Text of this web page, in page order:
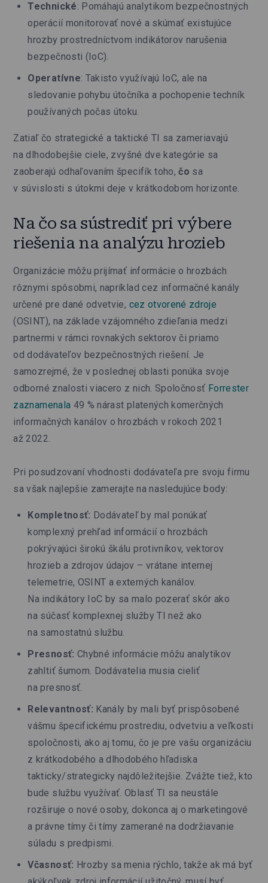
Technické: Pomáhajú analytikom bezpečnostných
operácií monitorovať nové a skúmať existujúce
hrozby prostredníctvom indikátorov narušenia
bezpečnosti (IoC).
Operatívne: Takisto využívajú IoC, ale na
sledovanie pohybu útočníka a pochopenie techník
používaných počas útoku.
Zatiaľ čo strategické a taktické TI sa zameriavajú
na dlhodobejšie ciele, zvyšné dve kategórie sa
zaoberajú odhaľovaním špecifík toho,čo sa
v súvislosti s útokmi deje v krátkodobom horizonte.
Na čo sa sústrediť pri výbere
riešenia na analýzu hrozieb
Organizácie môžu prijímať informácie o hrozbách
rôznymi spôsobmi, napríklad cez informačné kanály
určené pre dané odvetvie, cez otvorené zdroje
(OSINT), na základe vzájomného zdieľania medzi
partnermi v rámci rovnakých sektorov či priamo
od dodávateľov bezpečnostných riešení. Je
samozrejmé, že v poslednej oblasti ponúka svoje
odborné znalosti viacero z nich. Spoločnosť Forrester
zaznamenala 49 % nárast platených komerčných
informačných kanálov o hrozbách v rokoch 2021
až 2022.
Pri posudzovaní vhodnosti dodávateľa pre svoju firmu
sa však najlepšie zamerajte na nasledujúce body:
Kompletnosť: Dodávateľ by mal ponúkať
komplexný prehľad informácií o hrozbách
pokrývajúci širokú škálu protivníkov, vektorov
hrozieb a zdrojov údajov – vrátane internej
telemetrie, OSINT a externých kanálov.
Na indikátory IoC by sa malo pozerať skôr ako
na súčasť komplexnej služby TI než ako
na samostatnú službu.
Presnosť: Chybné informácie môžu analytikov
zahltiť šumom. Dodávatelia musia cieliť
na presnosť.
Relevantnosť: Kanály by mali byť prispôsobené
vášmu špecifickému prostrediu, odvetviu a veľkosti
spoločnosti, ako aj tomu, čo je pre vašu organizáciu
z krátkodobého a dlhodobého hľadiska
takticky/strategicky najdôležitejšie. Zvážte tiež, kto
bude službu využívať. Oblasť TI sa neustále
rozširuje o nové osoby, dokonca aj o marketingové
a právne tímy či tímy zamerané na dodržiavanie
súladu s predpismi.
Včasnosť: Hrozby sa menia rýchlo, takže ak má byť